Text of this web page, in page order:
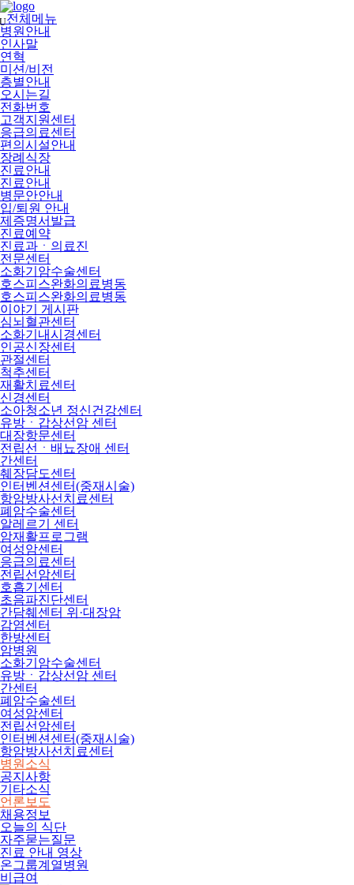
메
뉴
건
너
뛰
기
전체메뉴
병원안내
인사말
연혁
미션/비전
층별안내
오시는길
전화번호
고객지원센터
응급의료센터
편의시설안내
장례식장
진료안내
진료안내
병문안안내
입/퇴원 안내
제증명서발급
진료예약
진료과ㆍ의료진
전문센터
소화기암수술센터
호스피스완화의료병동
호스피스완화의료병동
이야기 게시판
심뇌혈관센터
소화기내시경센터
인공신장센터
관절센터
척추센터
재활치료센터
신경센터
소아청소년 정신건강센터
유방ㆍ갑상선암 센터
대장항문센터
전립선ㆍ배뇨장애 센터
간센터
췌장담도센터
인터벤션센터(중재시술)
항암방사선치료센터
폐암수술센터
알레르기 센터
암재활프로그램
여성암센터
응급의료센터
전립선암센터
호흡기센터
초음파진단센터
간담췌센터 위·대장암
감염센터
한방센터
암병원
소화기암수술센터
유방ㆍ갑상선암 센터
간센터
폐암수술센터
여성암센터
전립선암센터
인터벤션센터(중재시술)
항암방사선치료센터
병원소식
공지사항
기타소식
언론보도
채용정보
오늘의 식단
자주묻는질문
진료 안내 영상
온그룹계열병원
비급여